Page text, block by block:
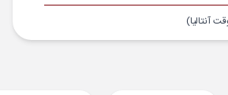
آنتالیا)